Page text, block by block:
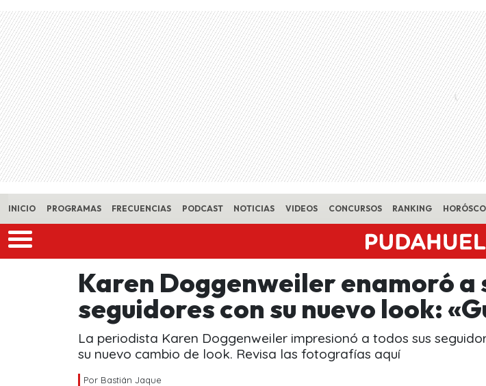
Skip to main content
INICIO PROGRAMAS FRECUENCIAS PODCAST NOTICIAS VIDEOS CONCURSOS RANKING
Karen Doggenweiler enamoró a
seguidores con su nuevo look:
La periodista Karen Doggenweiler impresionó a todos sus
su nuevo cambio de look. Revisa las fotografías aquí
Por Bastián Jaque